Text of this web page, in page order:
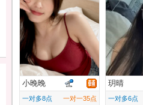
小晚晚
一对多8点 一对一35点
玥晴
一对多6点